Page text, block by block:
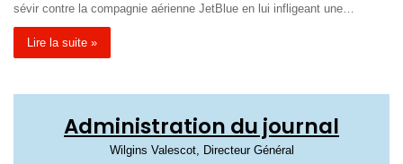
sévir contre la compagnie aérienne JetBlue en lui infligeant une…
Lire la suite »
Administration du journal
Wilgins Valescot, Directeur Général